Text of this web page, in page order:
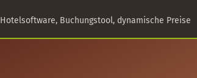
Hotelsoftware, Buchungstool, dynamische Preise